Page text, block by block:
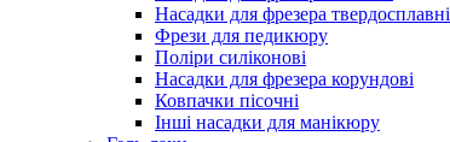
Насадки для фрезера твердосплавні
Фрези для педикюру
Поліри силіконові
Насадки для фрезера корундові
Ковпачки пісочні
Інші насадки для манікюру